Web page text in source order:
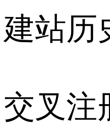
建站历
交叉注